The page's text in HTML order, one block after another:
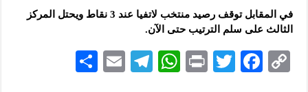
في المقابل توقف رصيد منتخب لاتفيا عند 3 نقاط ويحتل المركز
الثالث على سلم الترتيب حتى الآن.
C
F
T
P
W
Te
E